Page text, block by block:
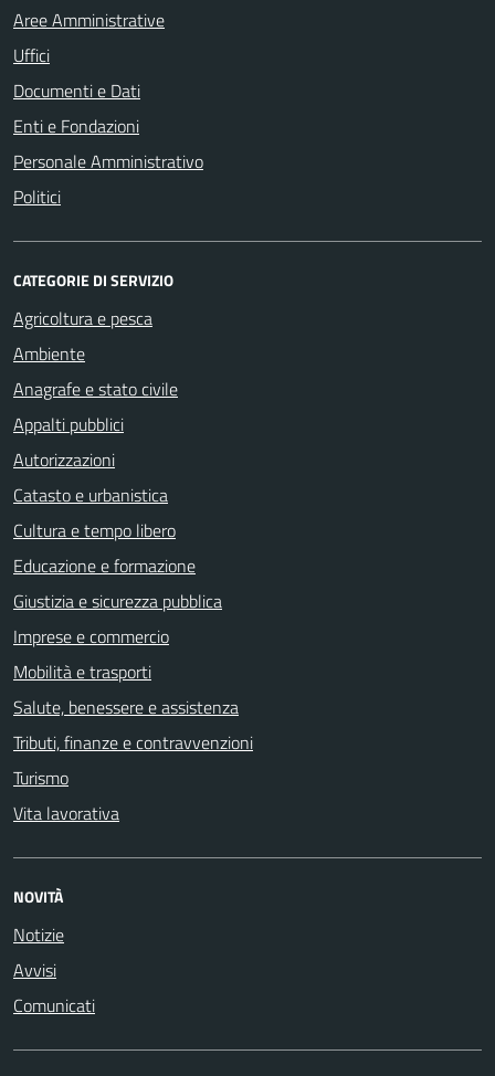
Aree Amministrative
Uffici
Documenti e Dati
Enti e Fondazioni
Personale Amministrativo
Politici
CATEGORIE DI SERVIZIO
Agricoltura e pesca
Ambiente
Anagrafe e stato civile
Appalti pubblici
Autorizzazioni
Catasto e urbanistica
Cultura e tempo libero
Educazione e formazione
Giustizia e sicurezza pubblica
Imprese e commercio
Mobilità e trasporti
Salute, benessere e assistenza
Tributi, finanze e contravvenzioni
Turismo
Vita lavorativa
NOVITÀ
Notizie
Avvisi
Comunicati